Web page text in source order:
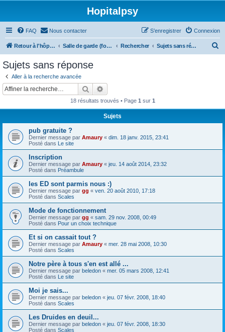
Hopitalpsy
FAQ Nous contacter Connexion
S’enregistrer
Retour à l'hôpital Salle de garde (forum) Rechercher Sujets sans réponse
Sujets sans réponse
Aller à la recherche avancée
Rechercher
18 résultats trouvés • Page 1 sur 1
Sujets
pub gratuite ?
Dernier message par Amaury « dim. 18 janv. 2015, 23:41
Posté dans Le site
Inscription
Dernier message par Amaury « jeu. 14 août 2014, 23:32
Posté dans Préambule
les ED sont parmis nous :)
Dernier message par gg « ven. 20 août 2010, 17:18
Posté dans Scales
Mode de fonctionnement
Dernier message par gg « sam. 29 nov. 2008, 00:49
Posté dans Pour un choix technique
Et si on cassait tout ?
Dernier message par Amaury « mer. 28 mai 2008, 10:30
Posté dans Scales
Notre père à tous s'en est allé ...
Dernier message par beledon « mer. 05 mars 2008, 12:41
Posté dans Le site
Moi je sais...
Dernier message par beledon « jeu. 07 févr. 2008, 18:40
Posté dans Scales
Les Druides en deuil...
Dernier message par beledon « jeu. 07 févr. 2008, 18:30
Posté dans Scales